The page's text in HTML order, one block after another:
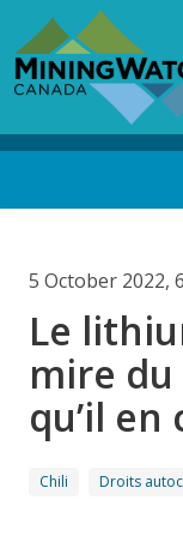
main
content
5 October 2022,
Le
mire du
qu’il en
Chili Droits